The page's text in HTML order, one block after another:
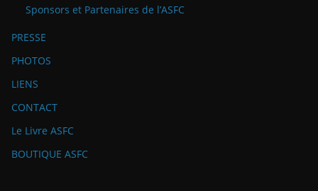
Sponsors et Partenaires de l’ASFC
PRESSE
PHOTOS
LIENS
CONTACT
Le Livre ASFC
BOUTIQUE ASFC